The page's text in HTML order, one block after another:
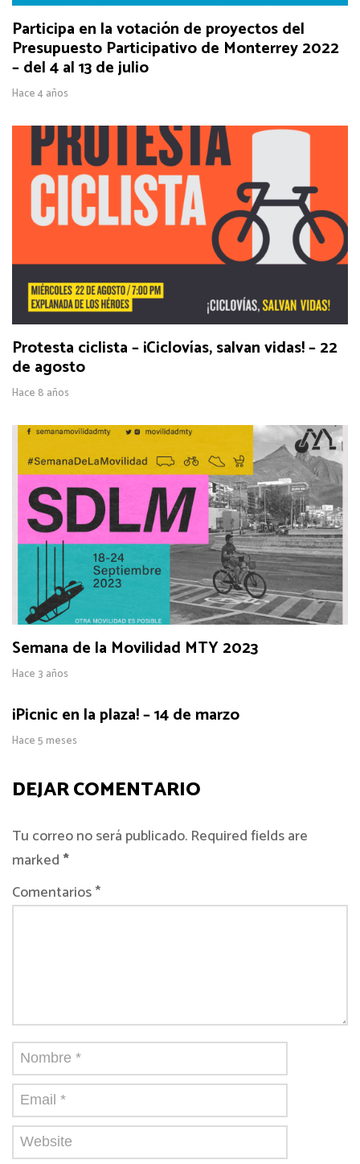
Participa en la votación de proyectos del
Presupuesto Participativo de Monterrey 2022
– del 4 al 13 de julio
Hace 4 años
Protesta ciclista – ¡Ciclovías, salvan vidas! – 22
de agosto
Hace 8 años
Semana de la Movilidad MTY 2023
Hace 3 años
¡Picnic en la plaza! – 14 de marzo
Hace 5 meses
DEJAR COMENTARIO
Tu correo no será publicado. Required fields are
marked*
Comentarios *